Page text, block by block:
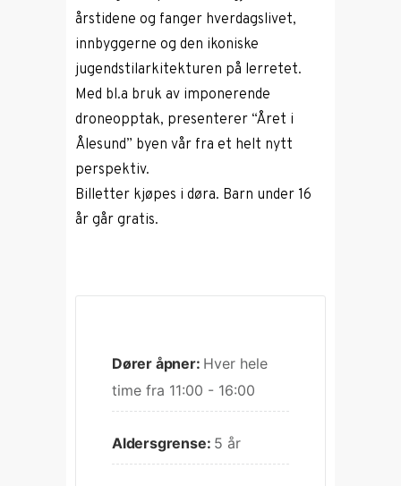
årstidene og fanger hverdagslivet,
innbyggerne og den ikoniske
jugendstilarkitekturen på lerretet.
Med bl.a bruk av imponerende
droneopptak, presenterer “Året i
Ålesund” byen vår fra et helt nytt
perspektiv.
Billetter kjøpes i døra. Barn under 16
år går gratis.
Dører åpner: Hver hele
time fra 11:00 - 16:00
Aldersgrense: 5 år